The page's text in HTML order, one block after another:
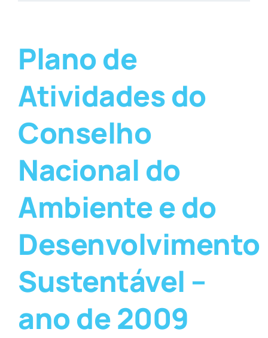
Plano de
Atividades do
Conselho
Nacional do
Ambiente e do
Desenvolvimento
Sustentável –
ano de 2009